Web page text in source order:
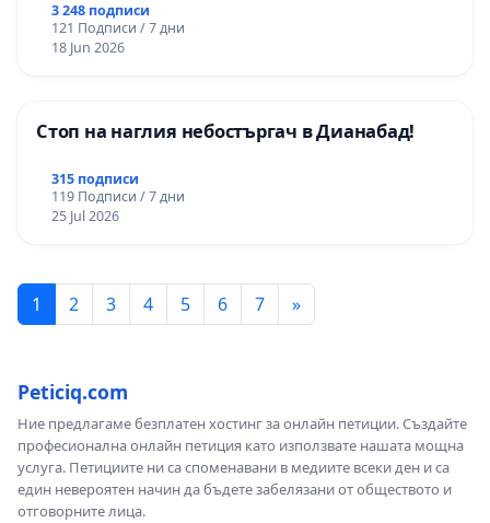
3 248 подписи
121 Подписи / 7 дни
18 Jun 2026
Стоп на наглия небостъргач в Дианабад!
315 подписи
119 Подписи / 7 дни
25 Jul 2026
1 2 3 4 5 6 7 »
Peticiq.com
Ние предлагаме безплатен хостинг за онлайн петиции. Създайте
професионална онлайн петиция като използвате нашата мощна
услуга. Петициите ни са споменавани в медиите всеки ден и са
един невероятен начин да бъдете забелязани от обществото и
отговорните лица.